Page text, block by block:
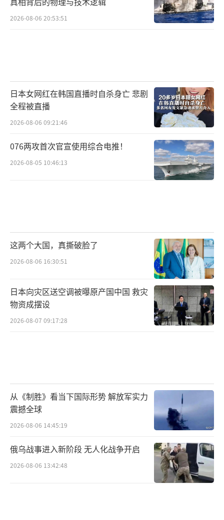
2026-08-06 20:53:51
日本女网红在韩国直播时自杀身亡 悲剧
全程被直播
2026-08-06 09:21:46
076两攻首次官宣使用综合电推！
2026-08-05 10:46:13
这两个大国，真撕破脸了
2026-08-06 16:30:51
日本向灾区送空调被曝原产国中国 救灾
物资成摆设
2026-08-07 09:17:28
从《制胜》看当下国际形势 解放军实力
震撼全球
2026-08-06 14:45:19
俄乌战事进入新阶段 无人化战争开启
2026-08-06 13:42:48